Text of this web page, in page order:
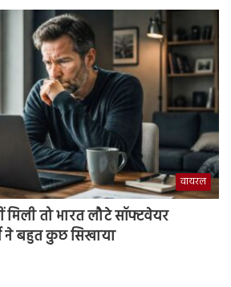
वायरल
मिली तो भारत लौटे सॉफ्टवेयर
ने बहुत कुछ सिखाया